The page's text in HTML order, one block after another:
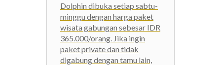
Dolphin dibuka setiap sabtu-
minggu dengan harga paket
wisata gabungan sebesar IDR
365.000/orang. Jika ingin
paket private dan tidak
digabung dengan tamu lain,